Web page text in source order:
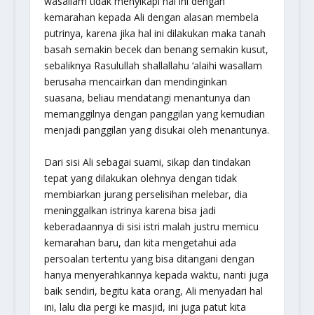
kemarahan kepada Ali dengan alasan membela
putrinya, karena jika hal ini dilakukan maka tanah
basah semakin becek dan benang semakin kusut,
sebaliknya Rasulullah shallallahu ‘alaihi wasallam
berusaha mencairkan dan mendinginkan
suasana, beliau mendatangi menantunya dan
memanggilnya dengan panggilan yang kemudian
menjadi panggilan yang disukai oleh menantunya.
Dari sisi Ali sebagai suami, sikap dan tindakan
tepat yang dilakukan olehnya dengan tidak
membiarkan jurang perselisihan melebar, dia
meninggalkan istrinya karena bisa jadi
keberadaannya di sisi istri malah justru memicu
kemarahan baru, dan kita mengetahui ada
persoalan tertentu yang bisa ditangani dengan
hanya menyerahkannya kepada waktu, nanti juga
baik sendiri, begitu kata orang, Ali menyadari hal
ini, lalu dia pergi ke masjid, ini juga patut kita